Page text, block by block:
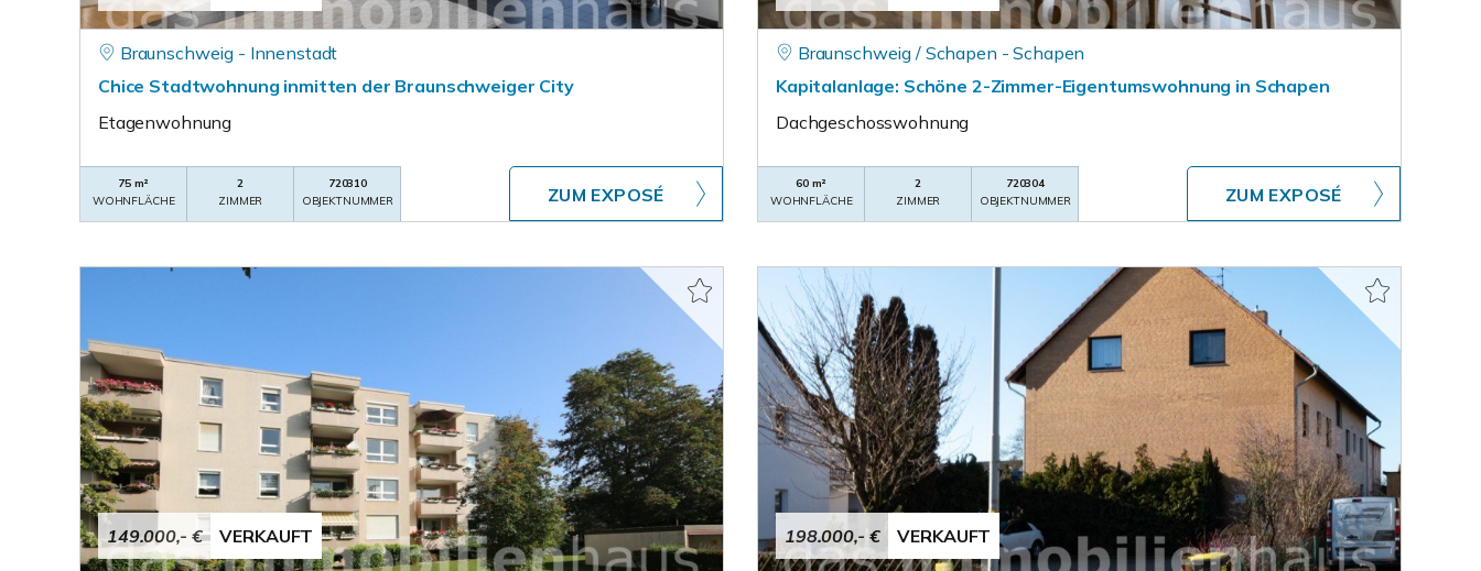
Braunschweig - Innenstadt
Chice Stadtwohnung inmitten der Braunschweiger City
Etagenwohnung
75 m²
WOHNFLÄCHE
2
ZIMMER
720310
OBJEKTNUMMER
ZUM EXPOSÉ
Braunschweig / Schapen - Schapen
Kapitalanlage: Schöne 2-Zimmer-Eigentumswohnung in Schapen
Dachgeschosswohnung
60 m²
WOHNFLÄCHE
2
ZIMMER
720304
OBJEKTNUMMER
ZUM EXPOSÉ
149.000,- € VERKAUFT 198.000,- € VERKAUFT